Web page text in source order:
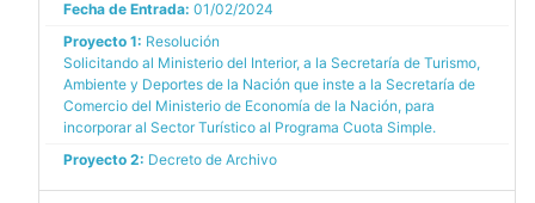
Fecha de Entrada: 01/02/2024
Proyecto 1: Resolución
Solicitando al Ministerio del Interior, a la Secretaría de Turismo,
Ambiente y Deportes de la Nación que inste a la Secretaría de
Comercio del Ministerio de Economía de la Nación, para
incorporar al Sector Turístico al Programa Cuota Simple.
Proyecto 2: Decreto de Archivo